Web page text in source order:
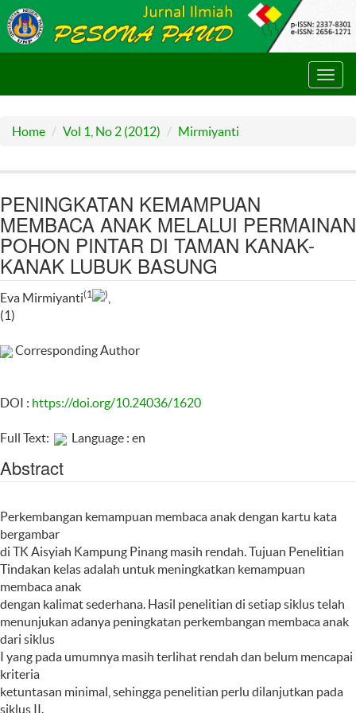
Home Vol 1, No 2 (2012) Mirmiyanti
PENINGKATAN KEMAMPUAN
MEMBACA ANAK MELALUI PERMAINAN
POHON PINTAR DI TAMAN KANAK-
KANAK LUBUK BASUNG
Eva Mirmiyanti(1 )
(1)
Corresponding Author
DOI : https://doi.org/10.24036/1620
Full Text: Language : en
Abstract
Perkembangan kemampuan membaca anak dengan kartu kata
bergambar
di TK Aisyiah Kampung Pinang masih rendah. Tujuan Penelitian
Tindakan kelas adalah untuk meningkatkan kemampuan
membaca anak
dengan kalimat sederhana. Hasil penelitian di setiap siklus telah
menunjukan adanya peningkatan perkembangan membaca anak
dari siklus
I yang pada umumnya masih terlihat rendah dan belum mencapai
kriteria
ketuntasan minimal, sehingga penelitian perlu dilanjutkan pada
siklus II.